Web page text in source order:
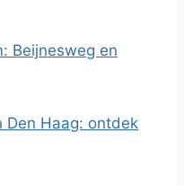
Beijnesweg en
Den Haag: ontdek